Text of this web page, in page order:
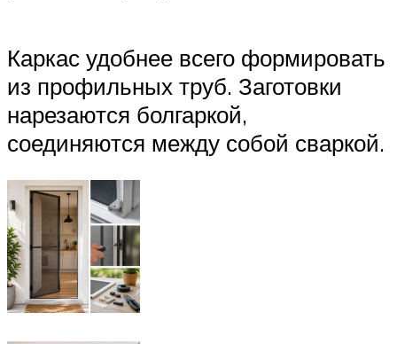
Каркас удобнее всего формировать
из профильных труб. Заготовки
нарезаются болгаркой,
соединяются между собой сваркой.